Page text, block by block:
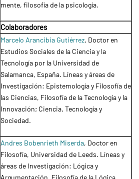
mente, filosofía de la psicología.
Colaboradores
Marcelo Arancibia Gutiérrez, Doctor en
Estudios Sociales de la Ciencia y la
Tecnología por la Universidad de
Salamanca, España. Líneas y áreas de
Investigación: Epistemología y Filosofía de
las Ciencias, Filosofía de la Tecnología y la
Innovación; Ciencia, Tecnología y
Sociedad.
Andres Bobenrieth Miserda, Doctor en
Filosofía, Universidad de Leeds. Líneas y
áreas de Investigación: Lógica y
Argumentación, Filosofía de la Lógica,